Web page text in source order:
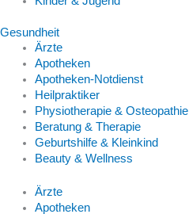
Gesundheit
Ärzte
Apotheken
Apotheken-Notdienst
Heilpraktiker
Physiotherapie & Osteopathie
Beratung & Therapie
Geburtshilfe & Kleinkind
Beauty & Wellness
Ärzte
Apotheken